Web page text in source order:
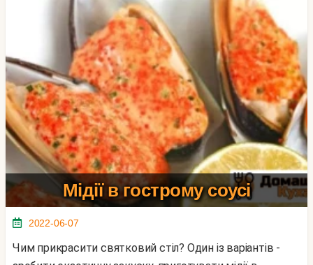
Мідії в гострому соусі
2022-06-07
Чим прикрасити святковий стіл? Один із варіантів -